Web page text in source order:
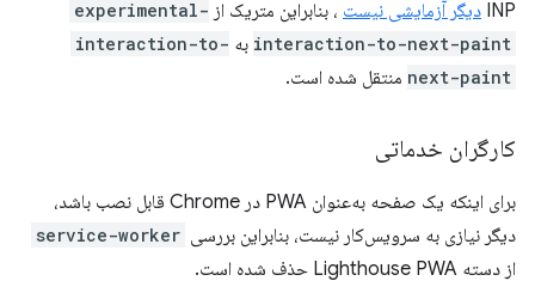
INP دیگر آزمایشی نیست ، بنابراین متریک از experimental-
interaction-to-next-paint به interaction-to-
next-paint منتقل شده است.
کارگران خدماتی
برای اینکه یک صفحه به‌عنوان PWA در Chrome قابل نصب باشد،
دیگر نیازی به سرویس‌کار نیست، بنابراین بررسی service-worker
از دسته Lighthouse PWA حذف شده است.